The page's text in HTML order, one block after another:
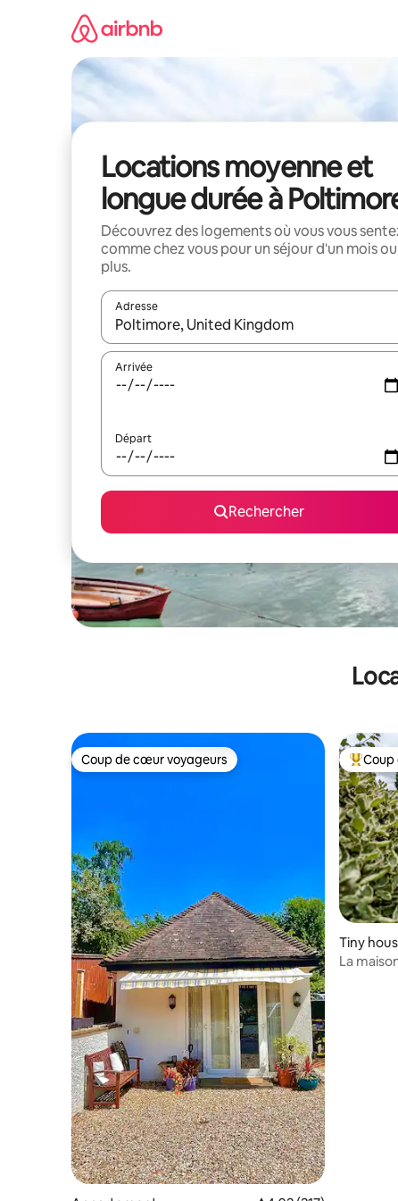
Locations moyenne et
longue durée à
Découvrez des logements où vous vous
comme chez vous pour un séjour d'un mois ou
plus.
Adresse
Lorsque les résultats s'affichent, utilisez les
Arrivée
Départ
Rechercher
Coup de cœur voyageurs
Coup de cœur voyageurs Coups
Tiny
La